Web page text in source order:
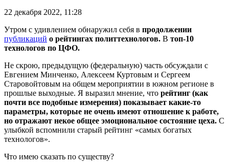
22 декабря 2022, 11:28
Утром с удивлением обнаружил себя в продолжении
публикаций о рейтингах политтехнологов. В топ-10
технологов по ЦФО.
Не скрою, предыдущую (федеральную) часть обсуждали с
Евгением Минченко, Алексеем Куртовым и Сергеем
Старовойтовым на общем мероприятии в южном регионе в
прошлые выходные. Я выразил мнение, что рейтинг (как
почти все подобные измерения) показывает какие-то
параметры, которые не очень имеют отношение к работе,
но отражают некое общее эмоциональное состояние цеха. С
улыбкой вспомнили старый рейтинг «самых богатых
технологов».
Что имею сказать по существу?